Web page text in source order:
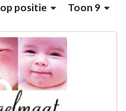
Toon 9
op positie